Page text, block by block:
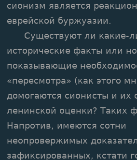
сионизм является
еврейской буржуазии.
Существуют ли какие-
исторические факты или
показывающие
«пересмотра» (как этого
домогаются сионисты и их
ленинской оценки? Таких
Напротив, имеются сотни
неопровержимых
зафиксированных, кстати